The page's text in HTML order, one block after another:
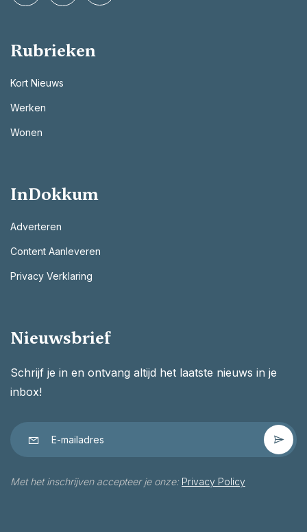
Rubrieken
Kort Nieuws
Werken
Wonen
InDokkum
Adverteren
Content Aanleveren
Privacy Verklaring
Nieuwsbrief
Schrijf je in en ontvang altijd het laatste nieuws in je
inbox!
Met het inschrijven accepteer je onze: Privacy Policy